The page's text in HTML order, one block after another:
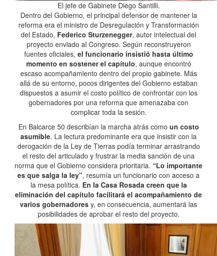
El jefe de Gabinete Diego Santilli.
Dentro del Gobierno, el principal defensor de mantener la
reforma era el ministro de Desregulación y Transformación
del Estado, Federico Sturzenegger, autor intelectual del
proyecto enviado al Congreso. Según reconstruyeron
fuentes oficiales, el funcionario insistió hasta último
momento en sostener el capítulo, aunque encontró
escaso acompañamiento dentro del propio gabinete. Más
allá de su entorno, pocos dirigentes del Gobierno estaban
dispuestos a asumir el costo político de confrontar con los
gobernadores por una reforma que amenazaba con
complicar toda la sesión.
En Balcarce 50 describían la marcha atrás como un costo
asumible. La lectura predominante era que insistir con la
derogación de la Ley de Tierras podía terminar arrastrando
el resto del articulado y frustrar la media sanción de una
norma que el Gobierno considera prioritaria. “Lo importante
es que salga la ley”, resumía un funcionario con acceso a
la mesa política. En la Casa Rosada creen que la
eliminación del capítulo facilitará el acompañamiento de
varios gobernadores y, en consecuencia, aumentará las
posibilidades de aprobar el resto del proyecto.